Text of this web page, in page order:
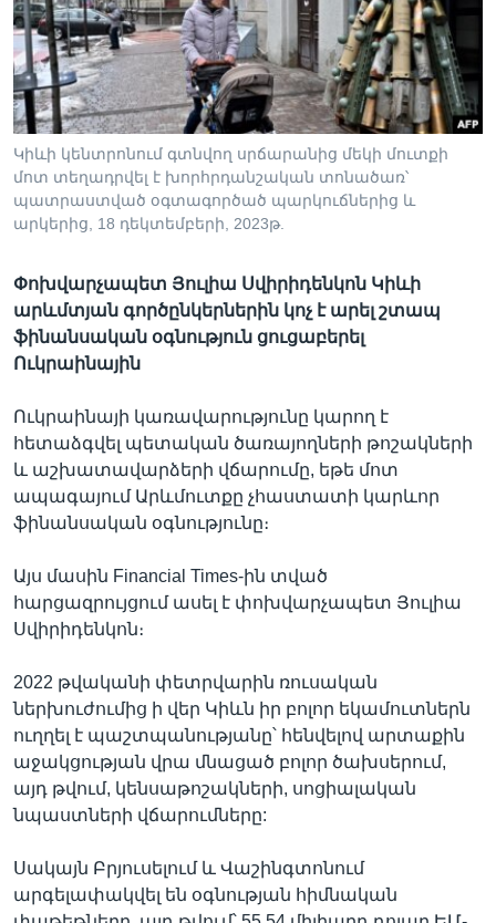
Լեզուներ
Կիևի կենտրոնում գտնվող սրճարանից մեկի մուտքի
մոտ տեղադրվել է խորհրդանշական տոնածառ՝
պատրաստված օգտագործած պարկուճներից և
արկերից, 18 դեկտեմբերի, 2023թ.
Փոխվարչապետ Յուլիա Սվիրիդենկոն Կիևի
արևմտյան գործընկերներին կոչ է արել շտապ
ֆինանսական օգնություն ցուցաբերել
Ուկրաինային
Ուկրաինայի կառավարությունը կարող է
հետաձգվել պետական ծառայողների թոշակների
և աշխատավարձերի վճարումը, եթե մոտ
ապագայում Արևմուտքը չհաստատի կարևոր
ֆինանսական օգնությունը։
Այս մասին Financial Times-ին տված
հարցազրույցում ասել է փոխվարչապետ Յուլիա
Սվիրիդենկոն։
2022 թվականի փետրվարին ռուսական
ներխուժումից ի վեր Կիևն իր բոլոր եկամուտներն
ուղղել է պաշտպանությանը՝ հենվելով արտաքին
աջակցության վրա մնացած բոլոր ծախսերում,
այդ թվում, կենսաթոշակների, սոցիալական
նպաստների վճարումները:
Սակայն Բրյուսելում և Վաշինգտոնում
արգելափակվել են օգնության հիմնական